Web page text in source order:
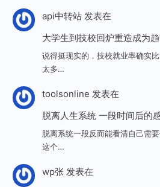
api中转站发表在
大学生到技校回炉重造成为
说得挺现实的，技校就业率确实
太多…
toolsonline 发表在
脱离人生系统 一段时间后的
脱离系统一段反而能看清自己需要
这个…
wp张发表在